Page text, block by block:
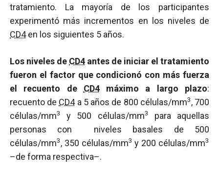
tratamiento. La mayoría de los participantes
experimentó más incrementos en los niveles de
CD4en los siguientes 5 años.
Los niveles de CD4 antes de iniciar el tratamiento
fueron el factor que condicionó con más fuerza
el recuento de CD4máximo a largo plazo:
recuento de CD4a 5 años de 800 células/mm3, 700
células/mm3 y 500 células/mm3
para aquellas
personas con niveles basales de 500
células/mm3, 350 células/mm3 y 200 células/mm3
–de forma respectiva–.